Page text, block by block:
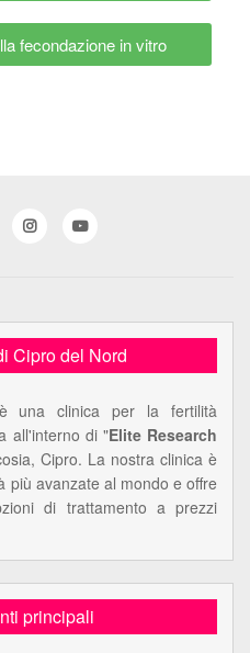
fecondazione in vitro
Cipro del Nord
una clinica per la fertilità
all'interno di "Elite Research
Cipro. La nostra clinica è
più avanzate al mondo e offre
di trattamento a prezzi
principali